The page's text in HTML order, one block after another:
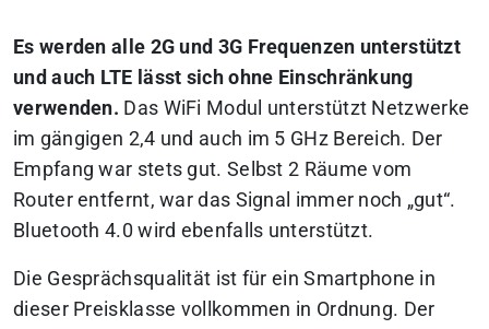
Es werden alle 2G und 3G Frequenzen unterstützt
und auch LTE lässt sich ohne Einschränkung
verwenden. Das WiFi Modul unterstützt Netzwerke
im gängigen 2,4 und auch im 5 GHz Bereich. Der
Empfang war stets gut. Selbst 2 Räume vom
Router entfernt, war das Signal immer noch „gut“.
Bluetooth 4.0 wird ebenfalls unterstützt.
Die Gesprächsqualität ist für ein Smartphone in
dieser Preisklasse vollkommen in Ordnung. Der